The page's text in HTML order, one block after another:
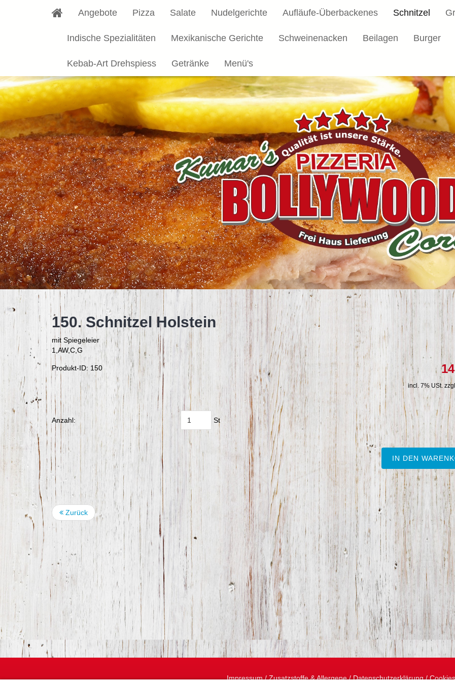
Angebote Pizza Salate Nudelgerichte Aufläufe-Überbackenes Schnitzel
Indische Spezialitäten Mexikanische Gerichte Schweinenacken Beilagen Burger
Kebab-Art Drehspiess Getränke Menü's
150. Schnitzel Holstein
mit Spiegeleier
1,AW,C,G
Produkt-ID: 150
incl. 7% USt.
Anzahl: St
IN DEN
Zurück
Impressum / Zusatzstoffe & Allergene / Datenschutzerklärung / Cookies